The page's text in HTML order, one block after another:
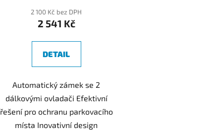
2 100 Kč bez DPH
2 541 Kč
DETAIL
Automatický zámek se 2
dálkovými ovladači Efektivní
řešení pro ochranu parkovacího
místa Inovativní design